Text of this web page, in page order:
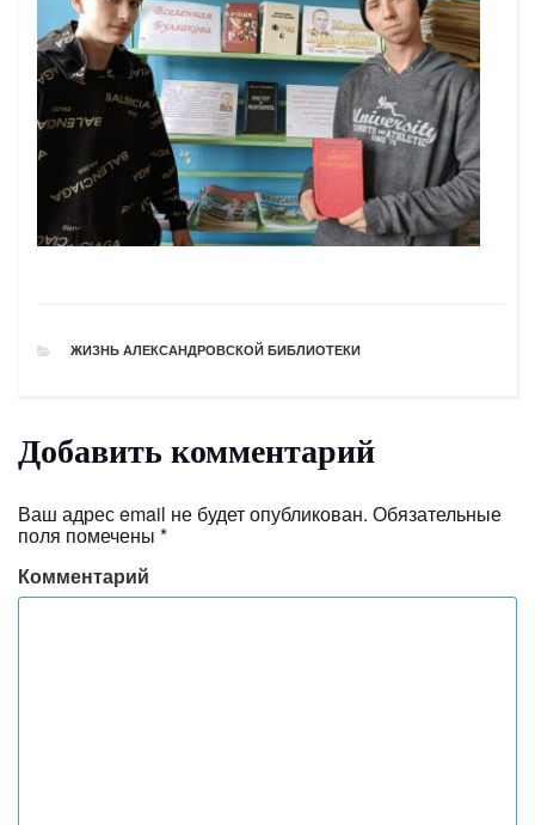
РУБРИКИ
ЖИЗНЬ АЛЕКСАНДРОВСКОЙ БИБЛИОТЕКИ
Добавить комментарий
Ваш адрес email не будет опубликован. Обязательные
поля помечены *
Комментарий